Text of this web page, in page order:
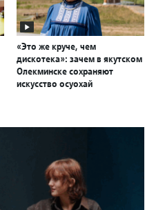
«Это же круче, чем
дискотека»: зачем в якутском
Олекминске сохраняют
искусство осуохай